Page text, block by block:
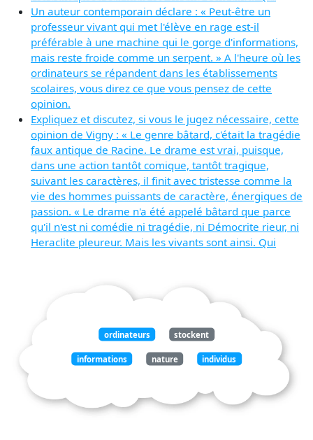
Un auteur contemporain déclare : « Peut-être un
professeur vivant qui met l'élève en rage est-il
préférable à une machine qui le gorge d'informations,
mais reste froide comme un serpent. » A l'heure où les
ordinateurs se répandent dans les établissements
scolaires, vous direz ce que vous pensez de cette
opinion.
Expliquez et discutez, si vous le jugez nécessaire, cette
opinion de Vigny : « Le genre bâtard, c'était la tragédie
faux antique de Racine. Le drame est vrai, puisque,
dans une action tantôt comique, tantôt tragique,
suivant les caractères, il finit avec tristesse comme la
vie des hommes puissants de caractère, énergiques de
passion. « Le drame n'a été appelé bâtard que parce
qu'il n'est ni comédie ni tragédie, ni Démocrite rieur, ni
Heraclite pleureur. Mais les vivants sont ainsi. Qui
ordinateurs stockent
informations nature individus
sécurité sociale education